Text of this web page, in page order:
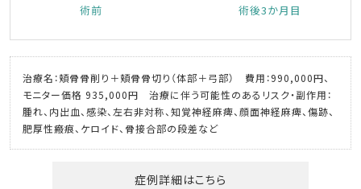
術前 術後3か月目
治療名：頬骨骨削り＋頬骨骨切り（体部＋弓部） 費用：990,000円、
モニター価格 935,000円 治療に伴う可能性のあるリスク・副作用：
腫れ、内出血、感染、左右非対称、知覚神経麻痺、顔面神経麻痺、傷跡、
肥厚性瘢痕、ケロイド、骨接合部の段差など
症例詳細はこちら